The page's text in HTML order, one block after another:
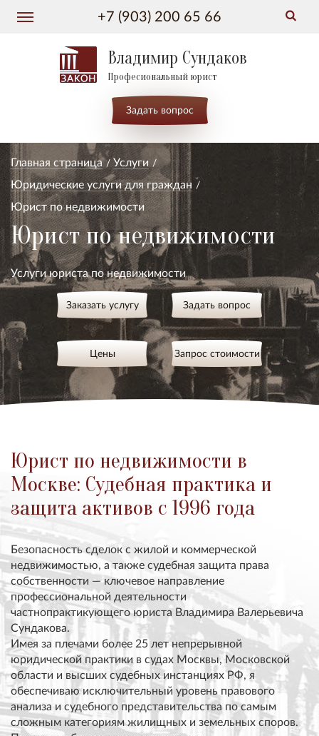
+7 (903) 200 65 66
Владимир Сундаков
Професиональный юрист
Задать вопрос
Главная страница
Услуги
Юридические услуги для граждан
Юрист по недвижимости
Юрист по недвижимости
Услуги юриста по недвижимости
Заказать услугу Задать вопрос
Цены Запрос стоимости
Юрист по недвижимости в
Москве: Судебная практика и
защита активов с 1996 года
Безопасность сделок с жилой и коммерческой
недвижимостью, а также судебная защита права
собственности — ключевое направление
профессиональной деятельности
частнопрактикующего юриста Владимира Валерьевича
Сундакова.
Имея за плечами более 25 лет непрерывной
юридической практики в судах Москвы, Московской
области и высших судебных инстанциях РФ, я
обеспечиваю исключительный уровень правового
анализа и судебного представительства по самым
сложным категориям жилищных и земельных споров.